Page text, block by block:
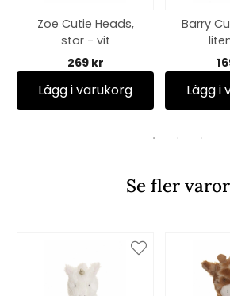
Zoe Cutie Heads,
stor - vit
269 kr
Lägg i varukorg
Barry
Lägg i
Se fler varor